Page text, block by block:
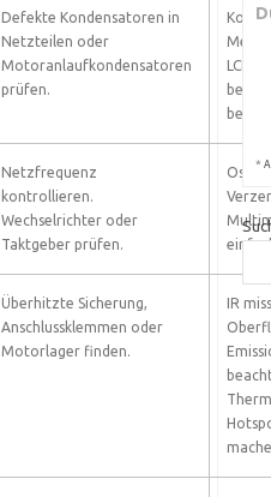
Defekte Kondensatoren in
Netzteilen oder
Motoranlaufkondensatoren
prüfen.
LCR-
bei
Netzfrequenz
kontrollieren.
Wechselrichter oder
Taktgeber prüfen.
Überhitzte Sicherung,
Anschlussklemmen oder
Motorlager finden.
IR
*